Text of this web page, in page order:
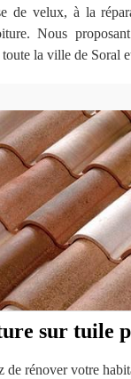
de velux, à la
Nous
la ville de Soral
sur tuile
de rénover votre